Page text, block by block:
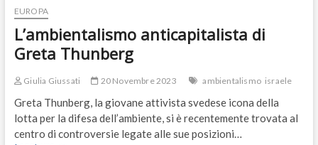
EUROPA
L’ambientalismo anticapitalista di
Greta Thunberg
Giulia Giussati 20 Novembre 2023 ambientalismo israele
Greta Thunberg, la giovane attivista svedese icona della
lotta per la difesa dell’ambiente, si è recentemente trovata al
centro di controversie legate alle sue posizioni…